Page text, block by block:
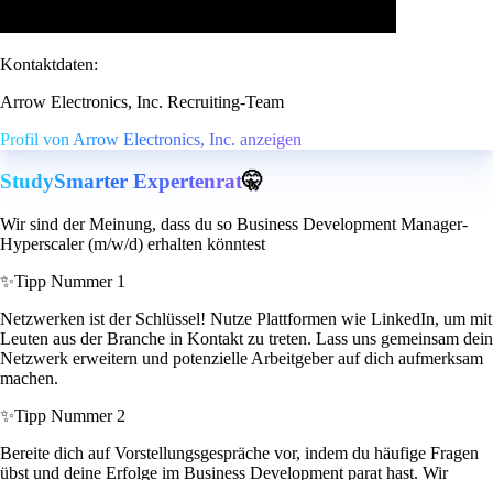
Kontaktdaten:
Arrow Electronics, Inc. Recruiting-Team
Profil von Arrow Electronics, Inc. anzeigen
StudySmarter Expertenrat🤫
Wir sind der Meinung, dass du so Business Development Manager-
Hyperscaler (m/w/d) erhalten könntest
✨Tipp Nummer 1
Netzwerken ist der Schlüssel! Nutze Plattformen wie LinkedIn, um mit
Leuten aus der Branche in Kontakt zu treten. Lass uns gemeinsam dein
Netzwerk erweitern und potenzielle Arbeitgeber auf dich aufmerksam
machen.
✨Tipp Nummer 2
Bereite dich auf Vorstellungsgespräche vor, indem du häufige Fragen
übst und deine Erfolge im Business Development parat hast. Wir